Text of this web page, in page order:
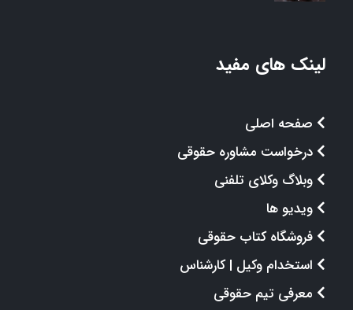
لینک های مفید
صفحه اصلی
درخواست مشاوره حقوقی
وبلاگ وکلای تلفنی
ویدیو ها
فروشگاه کتاب حقوقی
استخدام وکیل | کارشناس
معرفی تیم حقوقی